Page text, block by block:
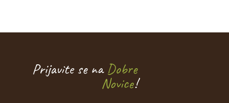
Prijavite se naDobre
Novice!